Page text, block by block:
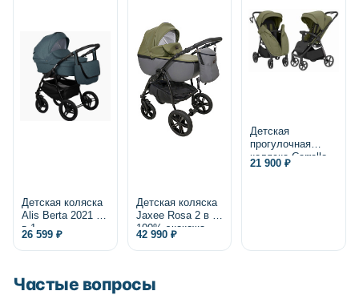
Детская коляска
Alis Berta 2021 2
в 1
26 599 ₽
Детская коляска
Jaxee Rosa 2 в 1,
100% экокожа
42 990 ₽
Детская
прогулочная
коляска Carrello
Bravo Lite CRL-
21 900 ₽
Частые вопросы